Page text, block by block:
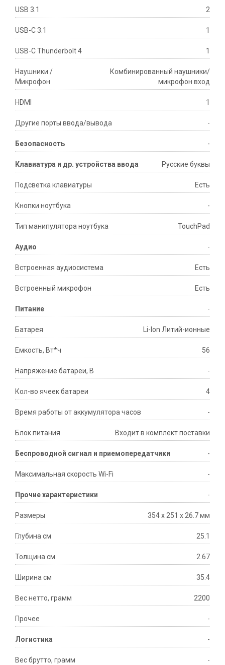
USB 3.1 2
USB-C 3.1 1
USB-C Thunderbolt 4 1
Наушники /
Микрофон
Комбинированный наушники/
микрофон вход
HDMI 1
Другие порты ввода/вывода -
Безопасность -
Клавиатура и др. устройства ввода Русские буквы
Подсветка клавиатуры Есть
Кнопки ноутбука -
Тип манипулятора ноутбука TouchPad
Аудио -
Встроенная аудиосистема Есть
Встроенный микрофон Есть
Питание -
Батарея Li-Ion Литий-ионные
Емкость, Вт*ч 56
Напряжение батареи, В -
Кол-во ячеек батареи 4
Время работы от аккумулятора часов -
Блок питания Входит в комплект поставки
Беспроводной сигнал и приемопередатчики -
Максимальная скорость Wi-Fi -
Прочие характеристики -
Размеры 354 х 251 х 26.7 мм
Глубина см 25.1
Толщина см 2.67
Ширина см 35.4
Вес нетто, грамм 2200
Прочее -
Логистика -
Вес брутто, грамм -